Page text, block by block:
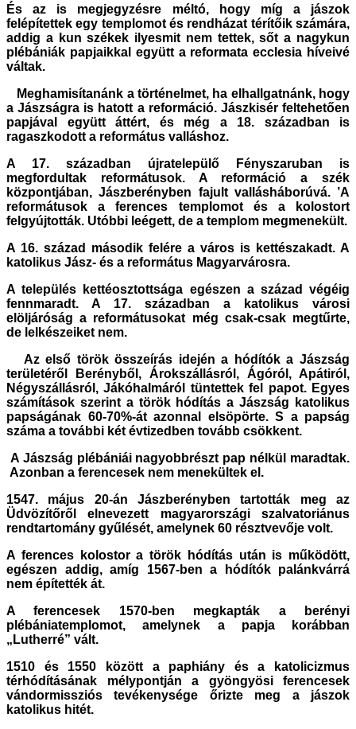
És az is megjegyzésre méltó, hogy míg a jászok
felépítettek egy templomot és rendházat térítőik számára,
addig a kun székek ilyesmit nem tettek, sőt a nagykun
plébániák papjaikkal együtt a reformata ecclesia híveivé
váltak.
Meghamisítanánk a történelmet, ha elhallgatnánk, hogy
a Jászságra is hatott a reformáció. Jászkisér feltehetően
papjával együtt áttért, és még a 18. században is
ragaszkodott a református valláshoz.
A 17. században újratelepülő Fényszaruban is
megfordultak reformátusok. A reformáció a szék
központjában, Jászberényben fajult vallásháborúvá. ’A
reformátusok a ferences templomot és a kolostort
felgyújtották. Utóbbi leégett, de a templom megmenekült.
A 16. század második felére a város is kettészakadt. A
katolikus Jász- és a református Magyarvárosra.
A település kettéosztottsága egészen a század végéig
fennmaradt. A 17. században a katolikus városi
elöljáróság a reformátusokat még csak-csak megtűrte,
de lelkészeiket nem.
Az első török összeírás idején a hódítók a Jászság
területéről Berényből, Árokszállásról, Ágóról, Apátiról,
Négyszállásról, Jákóhalmáról tüntettek fel papot. Egyes
számítások szerint a török hódítás a Jászság katolikus
papságának 60-70%-át azonnal elsöpörte. S a papság
száma a további két évtizedben tovább csökkent.
A Jászság plébániái nagyobbrészt pap nélkül maradtak.
Azonban a ferencesek nem menekültek el.
1547. május 20-án Jászberényben tartották meg az
Üdvözítőről elnevezett magyarországi szalvatoriánus
rendtartomány gyűlését, amelynek 60 résztvevője volt.
A ferences kolostor a török hódítás után is működött,
egészen addig, amíg 1567-ben a hódítók palánkvárrá
nem építették át.
A ferencesek 1570-ben megkapták a berényi
plébániatemplomot, amelynek a papja korábban
„Lutherré” vált.
1510 és 1550 között a paphiány és a katolicizmus
térhódításának mélypontján a gyöngyösi ferencesek
vándormissziós tevékenysége őrizte meg a jászok
katolikus hitét.